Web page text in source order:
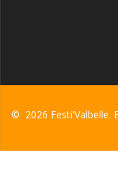
© 2026 Festi'Valbelle.